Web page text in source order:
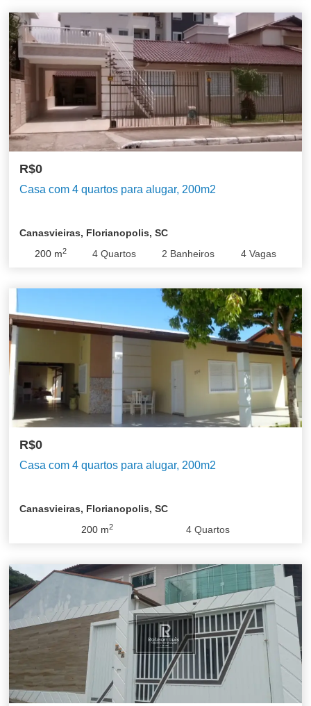
R$0
Casa com 4 quartos para alugar, 200m2
Canasvieiras, Florianopolis, SC
200 m2 4 Quartos 2 Banheiros 4Vagas
R$0
Casa com 4 quartos para alugar, 200m2
Canasvieiras, Florianopolis, SC
200 m2 4Quartos